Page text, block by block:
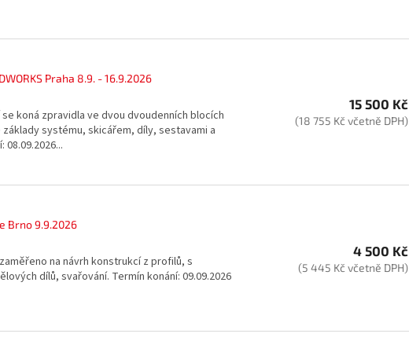
Praha 8.9. - 16.9.2026
koná zpravidla ve dvou dvoudenních blocích
systému, skicářem, díly, sestavami a
15 500 Kč
(18 755 Kč včetně DPH)
Brno 9.9.2026
na návrh konstrukcí z profilů, s
dílů, svařování. Termín konání: 09.09.2026
4 500 Kč
(5 445 Kč včetně DPH)